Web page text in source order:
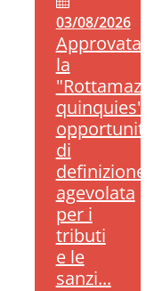
03/08/2026
Approvata
la
quinquies":
opportunità
di
definizione
agevolata
per i
tributi
e le
sanzi...